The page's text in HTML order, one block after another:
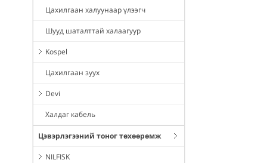
Цахилгаан халуунаар үлээгч
Шууд шаталттай халаагуур
Kospel
Цахилгаан зуух
Devi
Халдаг кабель
Цэвэрлэгээний тоног төхөөрөмж
NILFISK